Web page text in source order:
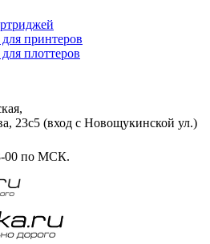
принтеров
плоттеров
23с5 (вход с Новощукинской ул.)
00 по МСК.